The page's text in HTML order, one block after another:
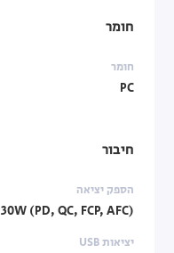
חומר
חומר
PC
חיבור
הספק יציאה
30W (PD, QC, FCP, AFC)
יציאות USB